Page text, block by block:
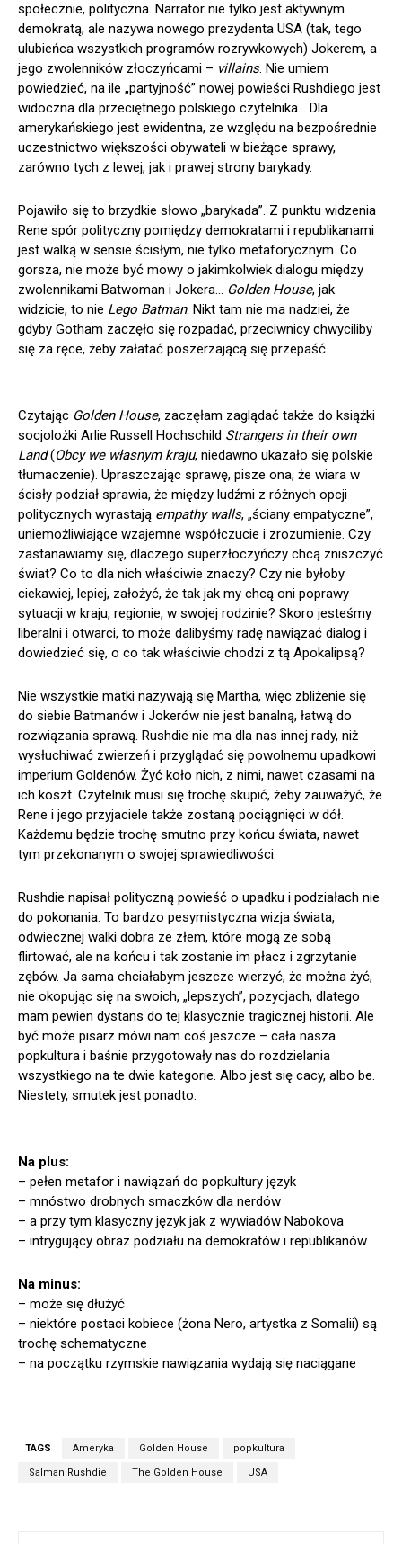
społecznie, polityczna. Narrator nie tylko jest aktywnym
demokratą, ale nazywa nowego prezydenta USA (tak, tego
ulubieńca wszystkich programów rozrywkowych) Jokerem, a
jego zwolenników złoczyńcami – villains. Nie umiem
powiedzieć, na ile „partyjność” nowej powieści Rushdiego jest
widoczna dla przeciętnego polskiego czytelnika… Dla
amerykańskiego jest ewidentna, ze względu na bezpośrednie
uczestnictwo większości obywateli w bieżące sprawy,
zarówno tych z lewej, jak i prawej strony barykady.
Pojawiło się to brzydkie słowo „barykada”. Z punktu widzenia
Rene spór polityczny pomiędzy demokratami i republikanami
jest walką w sensie ścisłym, nie tylko metaforycznym. Co
gorsza, nie może być mowy o jakimkolwiek dialogu między
zwolennikami Batwoman i Jokera… Golden House, jak
widzicie, to nie Lego Batman. Nikt tam nie ma nadziei, że
gdyby Gotham zaczęło się rozpadać, przeciwnicy chwyciliby
się za ręce, żeby załatać poszerzającą się przepaść.
Czytając Golden House, zaczęłam zaglądać także do książki
socjolożki Arlie Russell Hochschild Strangers in their own
Land(Obcy we własnym kraju, niedawno ukazało się polskie
tłumaczenie). Upraszczając sprawę, pisze ona, że wiara w
ścisły podział sprawia, że między ludźmi z różnych opcji
politycznych wyrastają empathy walls, „ściany empatyczne”,
uniemożliwiające wzajemne współczucie i zrozumienie. Czy
zastanawiamy się, dlaczego superzłoczyńczy chcą zniszczyć
świat? Co to dla nich właściwie znaczy? Czy nie byłoby
ciekawiej, lepiej, założyć, że tak jak my chcą oni poprawy
sytuacji w kraju, regionie, w swojej rodzinie? Skoro jesteśmy
liberalni i otwarci, to może dalibyśmy radę nawiązać dialog i
dowiedzieć się, o co tak właściwie chodzi z tą Apokalipsą?
Nie wszystkie matki nazywają się Martha, więc zbliżenie się
do siebie Batmanów i Jokerów nie jest banalną, łatwą do
rozwiązania sprawą. Rushdie nie ma dla nas innej rady, niż
wysłuchiwać zwierzeń i przyglądać się powolnemu upadkowi
imperium Goldenów. Żyć koło nich, z nimi, nawet czasami na
ich koszt. Czytelnik musi się trochę skupić, żeby zauważyć, że
Rene i jego przyjaciele także zostaną pociągnięci w dół.
Każdemu będzie trochę smutno przy końcu świata, nawet
tym przekonanym o swojej sprawiedliwości.
Rushdie napisał polityczną powieść o upadku i podziałach nie
do pokonania. To bardzo pesymistyczna wizja świata,
odwiecznej walki dobra ze złem, które mogą ze sobą
flirtować, ale na końcu i tak zostanie im płacz i zgrzytanie
zębów. Ja sama chciałabym jeszcze wierzyć, że można żyć,
nie okopując się na swoich, „lepszych”, pozycjach, dlatego
mam pewien dystans do tej klasycznie tragicznej historii. Ale
być może pisarz mówi nam coś jeszcze – cała nasza
popkultura i baśnie przygotowały nas do rozdzielania
wszystkiego na te dwie kategorie. Albo jest się cacy, albo be.
Niestety, smutek jest ponadto.
Na plus:
– pełen metafor i nawiązań do popkultury język
– mnóstwo drobnych smaczków dla nerdów
– a przy tym klasyczny język jak z wywiadów Nabokova
– intrygujący obraz podziału na demokratów i republikanów
Na minus:
– może się dłużyć
– niektóre postaci kobiece (żona Nero, artystka z Somalii) są
trochę schematyczne
– na początku rzymskie nawiązania wydają się naciągane
TAGS Ameryka Golden House popkultura
Salman Rushdie The Golden House USA